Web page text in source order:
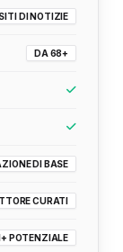
DI NOTIZIE
DA 68+
DI BASE
CURATI
POTENZIALE